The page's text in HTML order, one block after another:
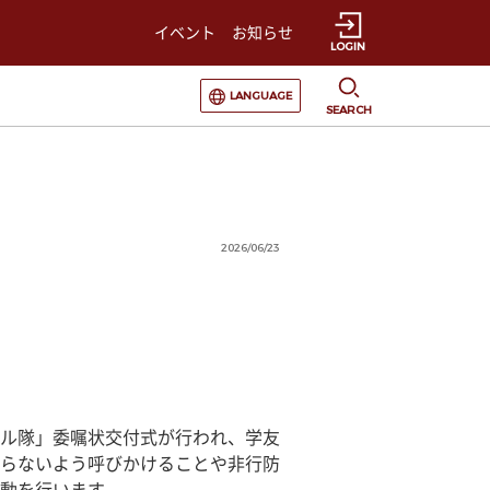
イベント お知らせ
LOGIN
選択すると言語の切替が発生します
LANGUAGE
SEARCH
2026/06/23
隊」委嘱状交付式が行われ、学友
ないよう呼びかけることや非行防